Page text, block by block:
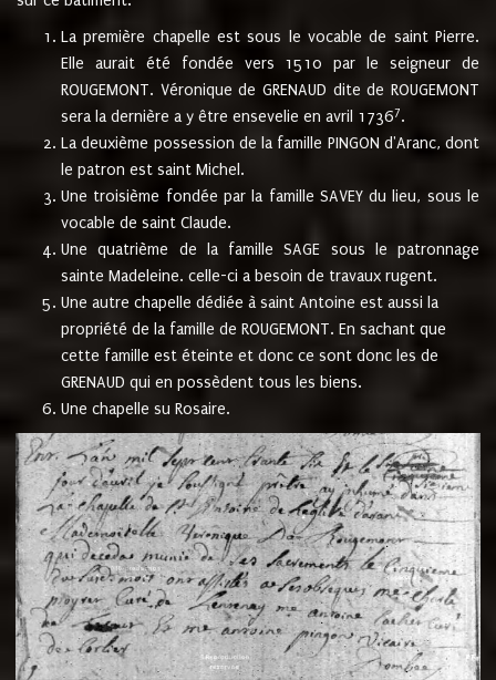
La première chapelle est sous le vocable de saint Pierre.
Elle aurait été fondée vers 1510 par le seigneur de
ROUGEMONT. Véronique de GRENAUD dite de ROUGEMONT
sera la dernière a y être ensevelie en avril 17367.
La deuxième possession de la famille PINGON d'Aranc, dont
le patron est saint Michel.
Une troisième fondée par la famille SAVEY du lieu, sous le
vocable de saint Claude.
Une quatrième de la famille SAGE sous le patronnage
sainte Madeleine. celle-ci a besoin de travaux rugent.
Une autre chapelle dédiée à saint Antoine est aussi la
propriété de la famille de ROUGEMONT. En sachant que
cette famille est éteinte et donc ce sont donc les de
GRENAUD qui en possèdent tous les biens.
Une chapelle su Rosaire.